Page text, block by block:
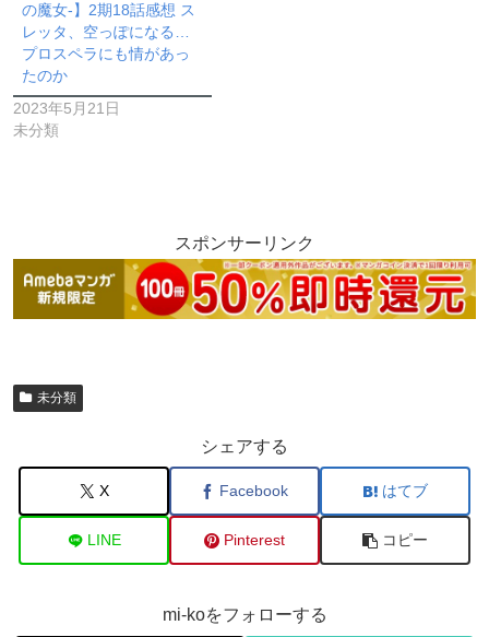
の魔女-】2期18話感想 ス
レッタ、空っぽになる…
プロスペラにも情があっ
たのか
2023年5月21日
未分類
スポンサーリンク
未分類
シェアする
X Facebook はてブ
LINE Pinterest コピー
mi-koをフォローする